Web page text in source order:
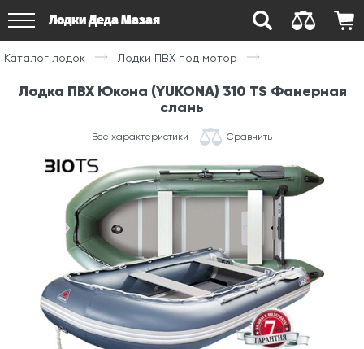
Лодки Деда Мазая
Каталог лодок Лодки ПВХ под мотор
Лодка ПВХ Юкона (YUKONA) 310 TS Фанерная
слань
Все характеристики Сравнить